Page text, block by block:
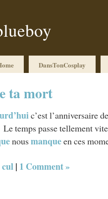
DansTonCosplay
ta mort
c’est l’anniversaire
Le temps passe tellement vite
nousmanqueen ces
cul| 1 Comment »